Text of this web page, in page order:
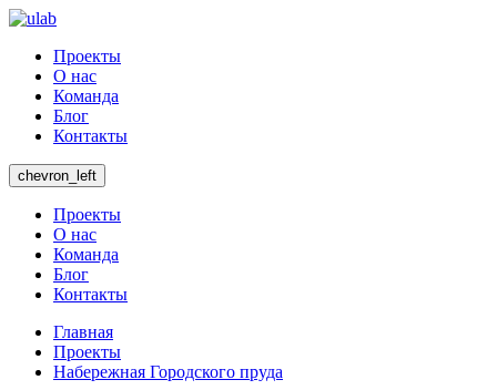
Проекты
О нас
Команда
Блог
Контакты
chevron_left
Проекты
О нас
Команда
Блог
Контакты
Главная
Проекты
Набережная Городского пруда